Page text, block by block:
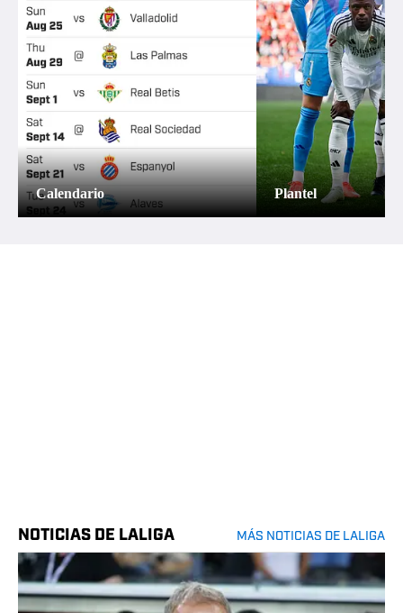
Calendario Plantel
NOTICIAS DE LALIGA MÁS NOTICIAS DE LALIGA